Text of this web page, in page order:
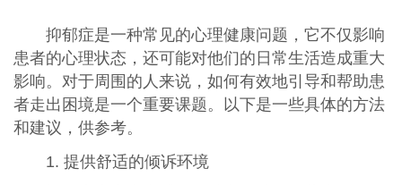
抑郁症是一种常见的心理健康问题，它不仅影响
患者的心理状态，还可能对他们的日常生活造成重大
影响。对于周围的人来说，如何有效地引导和帮助患
者走出困境是一个重要课题。以下是一些具体的方法
和建议，供参考。
1. 提供舒适的倾诉环境